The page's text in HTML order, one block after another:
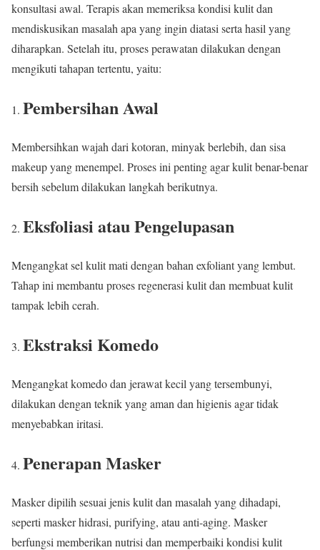
konsultasi awal. Terapis akan memeriksa kondisi kulit dan
mendiskusikan masalah apa yang ingin diatasi serta hasil yang
diharapkan. Setelah itu, proses perawatan dilakukan dengan
mengikuti tahapan tertentu, yaitu:
Pembersihan Awal
Membersihkan wajah dari kotoran, minyak berlebih, dan sisa
makeup yang menempel. Proses ini penting agar kulit benar-benar
bersih sebelum dilakukan langkah berikutnya.
Eksfoliasi atau Pengelupasan
Mengangkat sel kulit mati dengan bahan exfoliant yang lembut.
Tahap ini membantu proses regenerasi kulit dan membuat kulit
tampak lebih cerah.
Ekstraksi Komedo
Mengangkat komedo dan jerawat kecil yang tersembunyi,
dilakukan dengan teknik yang aman dan higienis agar tidak
menyebabkan iritasi.
Penerapan Masker
Masker dipilih sesuai jenis kulit dan masalah yang dihadapi,
seperti masker hidrasi, purifying, atau anti-aging. Masker
berfungsi memberikan nutrisi dan memperbaiki kondisi kulit